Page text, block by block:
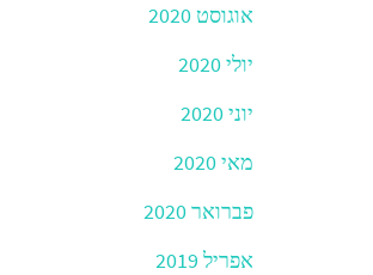
אוגוסט 2020
יולי 2020
יוני 2020
מאי 2020
פברואר 2020
אפריל 2019